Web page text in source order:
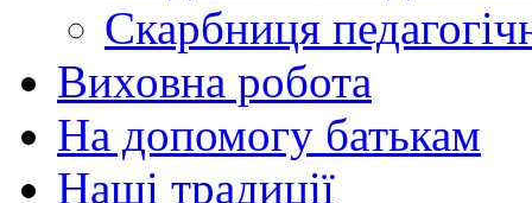
Скарбниця
Виховна робота
На допомогу батькам
Наші традиції